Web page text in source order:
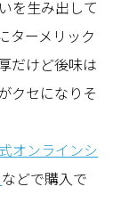
を生み出して
ターメリック
だけど後味は
クセになりそ
オンラインシ
などで購入で